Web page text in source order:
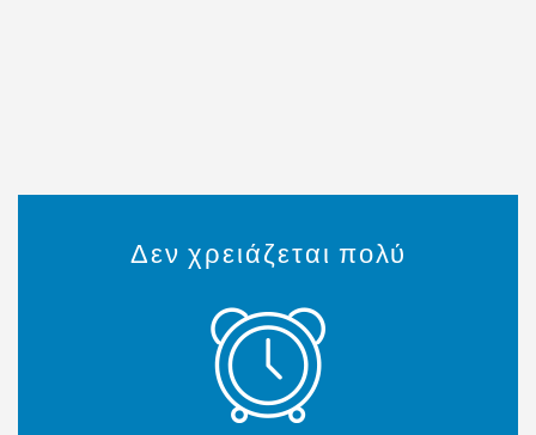
Δεν χρειάζεται πολύ